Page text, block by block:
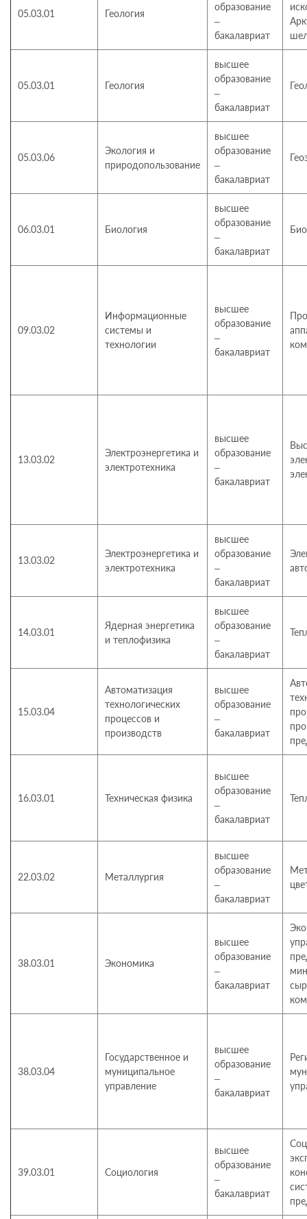
05.03.01 Геология
образование
–
бакалавриат
05.03.01 Геология
высшее
образование
–
бакалавриат
05.03.06
Экология и
природопользование
высшее
образование
–
бакалавриат
06.03.01 Биология
высшее
образование
–
бакалавриат
09.03.02
Информационные
системы и
технологии
высшее
образование
–
бакалавриат
13.03.02
Электроэнергетика и
электротехника
высшее
образование
–
бакалавриат
13.03.02
Электроэнергетика и
электротехника
высшее
образование
–
бакалавриат
14.03.01
Ядерная энергетика
и теплофизика
высшее
образование
–
бакалавриат
15.03.04
Автоматизация
технологических
процессов и
производств
высшее
образование
–
бакалавриат
16.03.01 Техническая физика
высшее
образование
–
бакалавриат
22.03.02 Металлургия
высшее
образование
–
бакалавриат
38.03.01 Экономика
высшее
образование
–
бакалавриат
38.03.04
Государственное и
муниципальное
управление
высшее
образование
–
бакалавриат
39.03.01 Социология
высшее
образование
–
бакалавриат